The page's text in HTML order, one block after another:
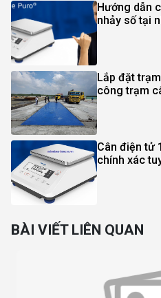
Hướng dẫn
nhảy số tại
Lắp đặt
công trạm
Cân điện tử
chính xác
BÀI VIẾT LIÊN QUAN